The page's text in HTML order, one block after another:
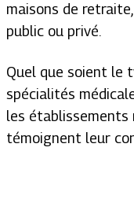
maisons de
public ou privé.
Quel que soient le
spécialités
les établissements
témoignent leur